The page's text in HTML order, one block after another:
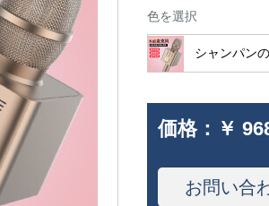
色を選択
シャンパン
価格： ￥
お問い合